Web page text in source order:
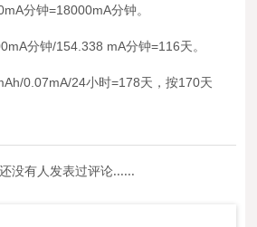
分钟=18000mA分钟。
分钟/154.338 mA分钟=116天。
0.07mA/24小时=178天，按170天
没有人发表过评论......